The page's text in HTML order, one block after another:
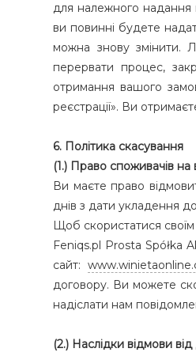
для належного надання
ви повинні будете
можна знову змінити.
перервати процес,
отримання вашого
реєстрації». Ви
6. Політика скасування
(1.) Право споживачів на
Ви маєте право
днів з дати укладення
Щоб скористатися
Feniqs.pl Prosta
сайт:
договору. Ви можете
надіслати нам
(2.) Наслідки відмови